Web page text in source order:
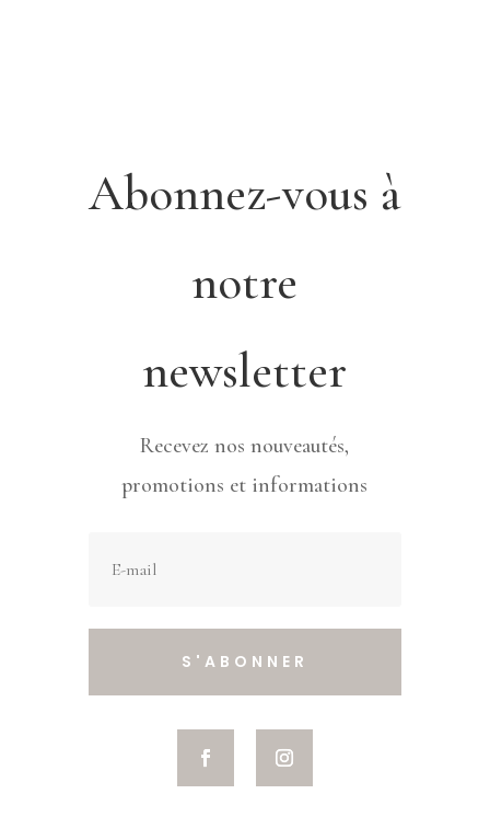
Abonnez-vous à
notre
newsletter
Recevez nos nouveautés,
promotions et informations
S'ABONNER